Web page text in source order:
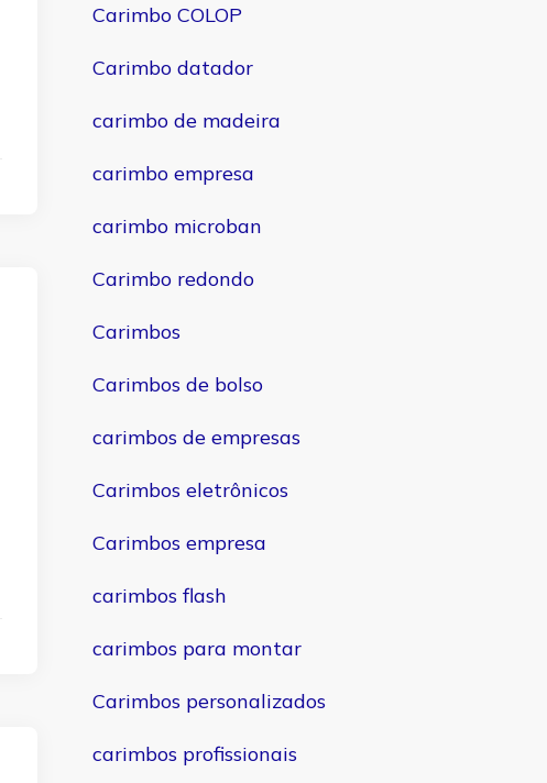
Carimbo COLOP
Carimbo datador
carimbo de madeira
carimbo empresa
carimbo microban
Carimbo redondo
Carimbos
Carimbos de bolso
carimbos de empresas
Carimbos eletrônicos
Carimbos empresa
carimbos flash
carimbos para montar
Carimbos personalizados
carimbos profissionais